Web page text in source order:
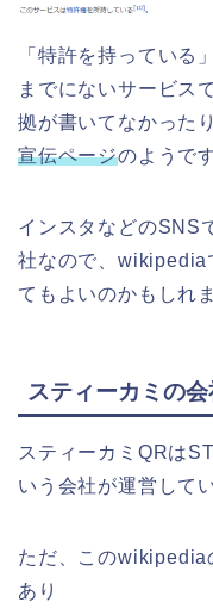
「特許を持っている
までにないサービス
拠が書いてなかった
宣伝ページのようで
インスタなどのSNS
社なので、wikipedia
てもよいのかもしれ
スティーカミの
スティーカミQRは
いう会社が運営して
ただ、このwikipedia
あり